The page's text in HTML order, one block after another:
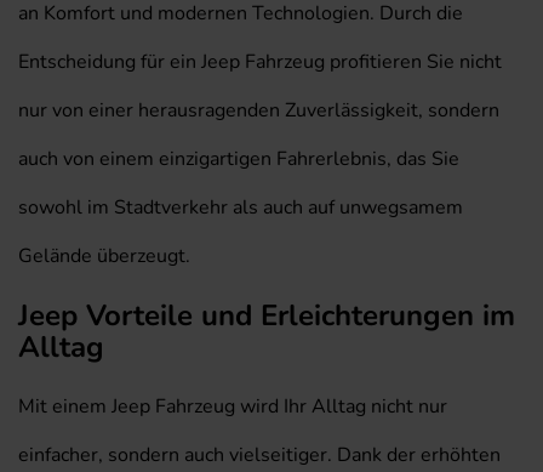
an Komfort und modernen Technologien. Durch die
Entscheidung für ein Jeep Fahrzeug profitieren Sie nicht
nur von einer herausragenden Zuverlässigkeit, sondern
auch von einem einzigartigen Fahrerlebnis, das Sie
sowohl im Stadtverkehr als auch auf unwegsamem
Gelände überzeugt.
Jeep Vorteile und Erleichterungen im
Alltag
Mit einem Jeep Fahrzeug wird Ihr Alltag nicht nur
einfacher, sondern auch vielseitiger. Dank der erhöhten